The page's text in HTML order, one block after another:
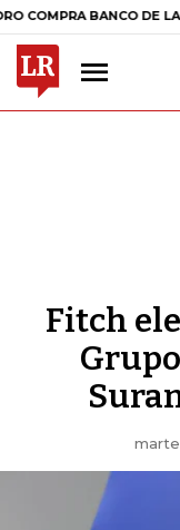
BANCO DE LA
Fitch